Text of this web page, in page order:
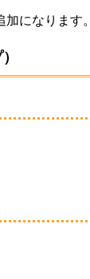
になります。